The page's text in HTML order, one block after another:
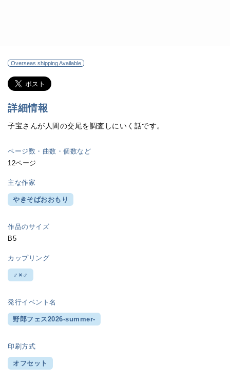
Overseas shipping Available
詳細情報
子宝さんが人間の交尾を調査しにいく話です。
ページ数・曲数・個数など
12ページ
主な作家
やきそばおおもり
作品のサイズ
B5
カップリング
♂×♂
発行イベント名
野郎フェス2026-summer-
印刷方式
オフセット